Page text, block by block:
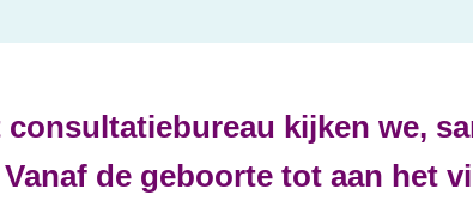
kijken we,
Vanaf de geboorte tot aan het